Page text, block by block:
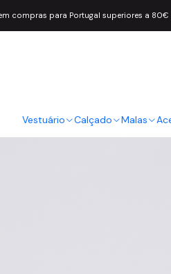
Vestuário Calçado Malas
em compras para Portugal superiores a